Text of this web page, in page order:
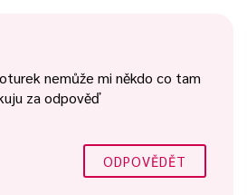
nemůže mi někdo co tam
za odpověď
ODPOVĚDĚT